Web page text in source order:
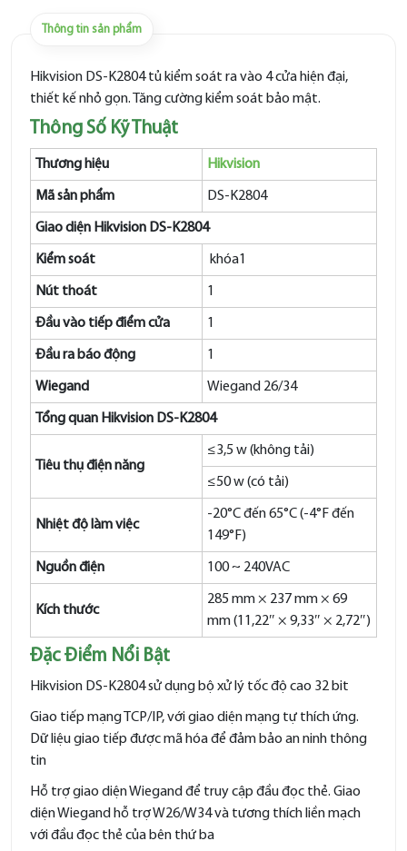
Thông tin sản phẩm
Hikvision DS-K2804 tủ kiểm soát ra vào 4 cửa hiện đại,
thiết kế nhỏ gọn. Tăng cường kiểm soát bảo mật.
Thông Số Kỹ Thuật
Thương hiệu Hikvision
Mã sản phẩm DS-K2804
Giao diện Hikvision DS-K2804
Kiểm soát khóa1
Nút thoát 1
Đầu vào tiếp điểm cửa 1
Đầu ra báo động 1
Wiegand Wiegand 26/34
Tổng quan Hikvision DS-K2804
Tiêu thụ điện năng
≤3,5 w (không tải)
≤50 w (có tải)
Nhiệt độ làm việc
-20°C đến 65°C (-4°F đến
149°F)
Nguồn điện 100 ~ 240VAC
Kích thước
285 mm × 237 mm × 69
mm (11,22″ × 9,33″ × 2,72″)
Đặc Điểm Nổi Bật
Hikvision DS-K2804 sử dụng bộ xử lý tốc độ cao 32 bit
Giao tiếp mạng TCP/IP, với giao diện mạng tự thích ứng.
Dữ liệu giao tiếp được mã hóa để đảm bảo an ninh thông
tin
Hỗ trợ giao diện Wiegand để truy cập đầu đọc thẻ. Giao
diện Wiegand hỗ trợ W26/W34 và tương thích liền mạch
với đầu đọc thẻ của bên thứ ba